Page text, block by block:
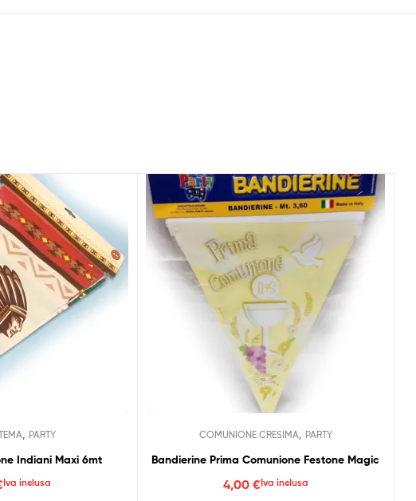
, PARTY
Indiani Maxi 6mt
Iva inclusa
COMUNIONE CRESIMA, PARTY
Bandierine Prima Comunione Festone Magic
4,00 €Iva inclusa